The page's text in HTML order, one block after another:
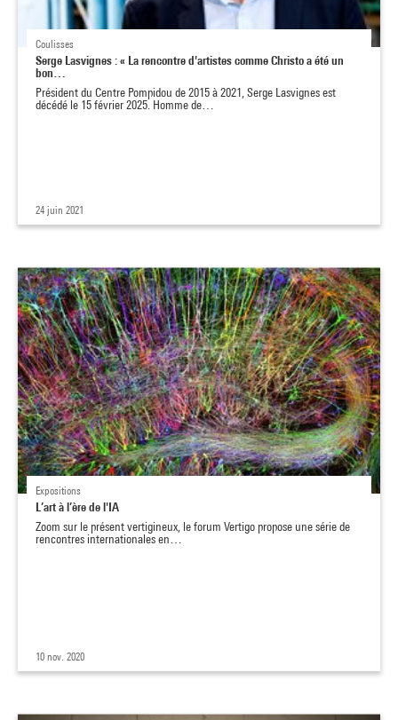
Coulisses
Serge Lasvignes : « La rencontre d'artistes comme Christo a été un
bon…
Président du Centre Pompidou de 2015 à 2021, Serge Lasvignes est
décédé le 15 février 2025. Homme de…
24 juin 2021
Expositions
L’art à l’ère de l'IA
Zoom sur le présent vertigineux, le forum Vertigo propose une série de
rencontres internationales en…
10 nov. 2020